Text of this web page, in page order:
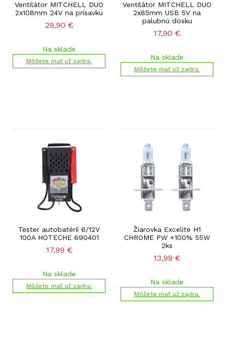
Ventilátor MITCHELL DUO
2x108mm 24V na prísavku
29,90 €
Na sklade
Môžete mať už zajtra.
Ventilátor MITCHELL DUO
2x85mm USB 5V na
palubnú dosku
17,90 €
Na sklade
Môžete mať už zajtra.
Tester autobatérií 6/12V
100A HOTECHE 690401
17,99 €
Na sklade
Môžete mať už zajtra.
Žiarovka Excelite H1
CHROME PW +100% 55W
2ks
13,99 €
Na sklade
Môžete mať už zajtra.